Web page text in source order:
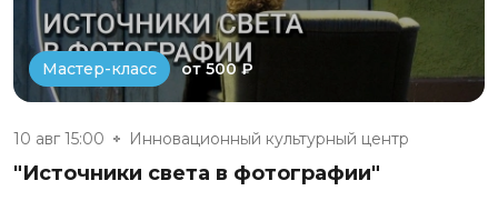
Мастер-класс от 500 ₽
10 авг 15:00 Инновационный культурный центр
"Источники света в фотографии"